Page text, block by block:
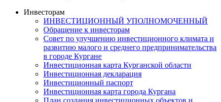
Инвесторам
ИНВЕСТИЦИОННЫЙ УПОЛНОМОЧЕННЫЙ
Обращение к инвесторам
Совет по улучшению инвестиционного климата и
развитию малого и среднего предпринимательства
в городе Кургане
Инвестиционная карта Курганской области
Инвестиционная декларация
Инвестиционный паспорт
Инвестиционная карта города Кургана
План создания инвестиционных объектов и